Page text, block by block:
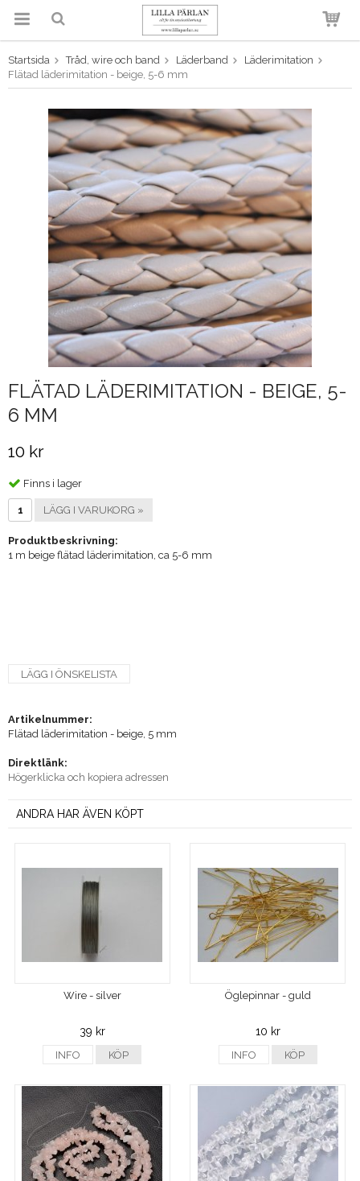
Produkten har blivit tillagd i
varukorgen
Startsida Tråd, wire och band Läderband
Läderimitation
Flätad läderimitation - beige, 5-6 mm
FLÄTAD LÄDERIMITATION - BEIGE, 5-
6 MM
10 kr
Finns i lager
LÄGG I VARUKORG »
Produktbeskrivning:
1 m beige flätad läderimitation, ca 5-6 mm
LÄGG I ÖNSKELISTA
Artikelnummer:
Flätad läderimitation - beige, 5 mm
Direktlänk:
Högerklicka och kopiera adressen
ANDRA HAR ÄVEN KÖPT
Wire - silver
39 kr
INFO KÖP
Öglepinnar - guld
10 kr
INFO KÖP